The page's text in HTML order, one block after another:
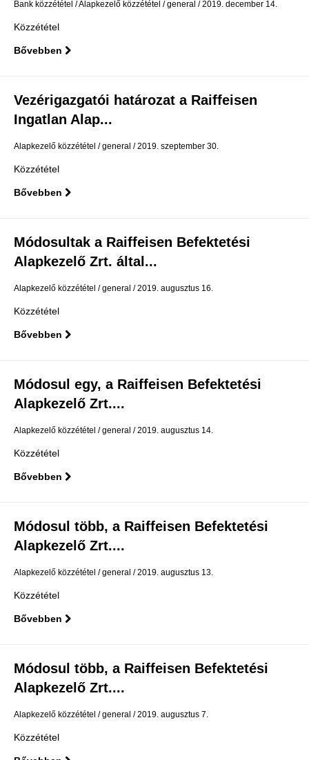
Bank közzététel Alapkezelő közzététel general 2019. december 14.
Közzététel
Bővebben
Vezérigazgatói határozat a Raiffeisen
Ingatlan Alap...
Alapkezelő közzététel general 2019. szeptember 30.
Közzététel
Bővebben
Módosultak a Raiffeisen Befektetési
Alapkezelő Zrt. által...
Alapkezelő közzététel general 2019. augusztus 16.
Közzététel
Bővebben
Módosul egy, a Raiffeisen Befektetési
Alapkezelő Zrt....
Alapkezelő közzététel general 2019. augusztus 14.
Közzététel
Bővebben
Módosul több, a Raiffeisen Befektetési
Alapkezelő Zrt....
Alapkezelő közzététel general 2019. augusztus 13.
Közzététel
Bővebben
Módosul több, a Raiffeisen Befektetési
Alapkezelő Zrt....
Alapkezelő közzététel general 2019. augusztus 7.
Közzététel